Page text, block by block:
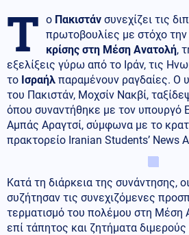
Τ ο Πακιστάν συνεχίζει τις
πρωτοβουλίες με στόχο την
κρίσης στη Μέση Ανατολή,
εξελίξεις γύρω από το Ιράν, τις
το Ισραήλ παραμένουν ραγδαίες. Ο
του Πακιστάν, Μοχσίν Νακβί,
όπου συναντήθηκε με τον υπουργό
Αμπάς Αραγτσί, σύμφωνα με το
πρακτορείο Iranian Students’ News
Κατά τη διάρκεια της συνάντησης,
συζήτησαν τις συνεχιζόμενες
τερματισμό του πολέμου στη Μέση
επί τάπητος και ζητήματα